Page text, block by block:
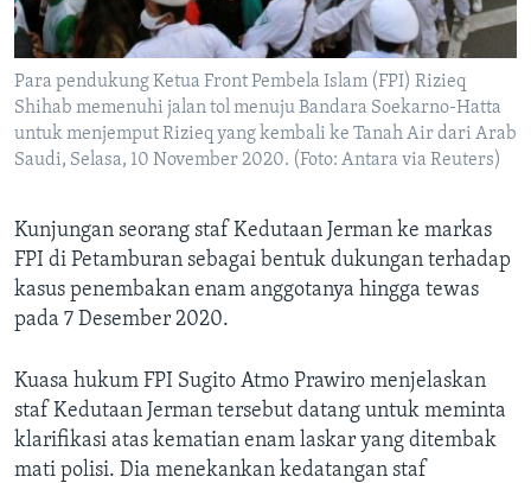
Para pendukung Ketua Front Pembela Islam (FPI) Rizieq
Shihab memenuhi jalan tol menuju Bandara Soekarno-Hatta
untuk menjemput Rizieq yang kembali ke Tanah Air dari Arab
Saudi, Selasa, 10 November 2020. (Foto: Antara via Reuters)
Kunjungan seorang staf Kedutaan Jerman ke markas
FPI di Petamburan sebagai bentuk dukungan terhadap
kasus penembakan enam anggotanya hingga tewas
pada 7 Desember 2020.
Kuasa hukum FPI Sugito Atmo Prawiro menjelaskan
staf Kedutaan Jerman tersebut datang untuk meminta
klarifikasi atas kematian enam laskar yang ditembak
mati polisi. Dia menekankan kedatangan staf